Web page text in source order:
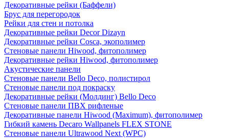
Декоративные рейки (Баффели)
Брус для перегородок
Рейки для стен и потолка
Декоративные рейки Decor Dizayn
Декоративные рейки Cosca, экополимер
Стеновые панели Hiwood, фитополимер
Декоративные рейки Hiwood, фитополимер
Акустические панели
Стеновые панели Bello Deco, полистирол
Стеновые панели под покраску
Декоративные рейки (Молдинг) Bello Deco
Стеновые панели ПВХ рифленые
Декоративные панели Hiwood (Maximum), фитополимер
Гибкий камень Decaro Wallpanels FLEX STONE
Стеновые панели Ultrawood Next (WPC)